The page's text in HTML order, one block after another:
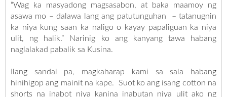
“Wag ka masyadong magsasabon, at baka maamoy ng
asawa mo – dalawa lang ang patutunguhan – tatanugnin
ka niya kung saan ka naligo o kayay papaliguan ka niya
ulit, ng halik.” Narinig ko ang kanyang tawa habang
naglalakad pabalik sa Kusina.
Ilang sandal pa, magkaharap kami sa sala habang
hinihigop ang mainit na kape. Suot ko ang isang cotton na
shorts na inabot niya kanina inabutan niya ulit ako ng